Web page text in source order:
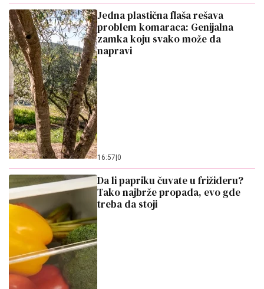
Jedna plastična flaša rešava
problem komaraca: Genijalna
zamka koju svako može da
napravi
16:57 0
Da li papriku čuvate u frižideru?
Tako najbrže propada, evo gde
treba da stoji